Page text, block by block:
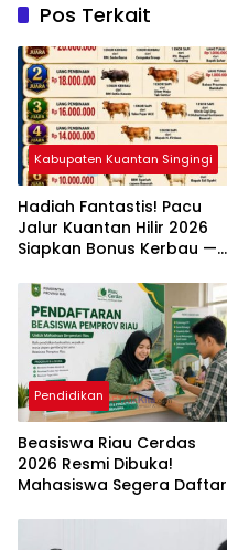
Pos Terkait
Kabupaten Kuantan Singingi
Hadiah Fantastis! Pacu
Jalur Kuantan Hilir 2026
Siapkan Bonus Kerbau —
Puluhan Juta Rupiah
Pendidikan
Beasiswa Riau Cerdas
2026 Resmi Dibuka!
Mahasiswa Segera Daftar
Jadwalnya